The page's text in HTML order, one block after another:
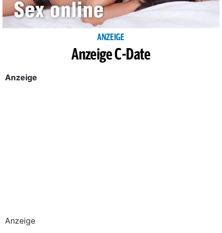
ANZEIGE
Anzeige C-Date
Anzeige
Anzeige